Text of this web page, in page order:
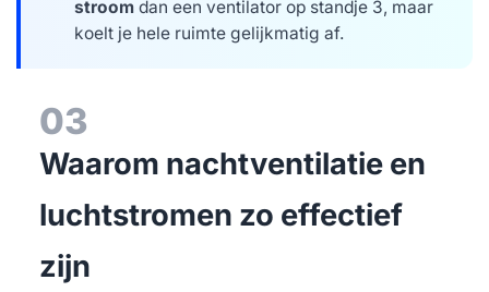
stroom dan een ventilator op standje 3, maar
koelt je hele ruimte gelijkmatig af.
03
Waarom nachtventilatie en
luchtstromen zo effectief
zijn